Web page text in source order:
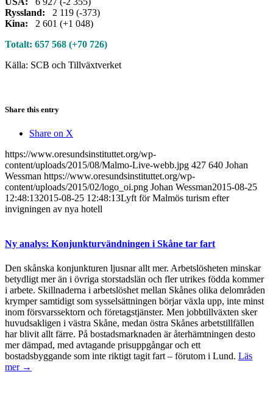
Ryssland: 2 119 (-373)
Kina: 2 601 (+1 048)
Totalt: 657 568 (+70 726)
Källa: SCB och Tillväxtverket
Share this entry
Share on X
https://www.oresundsinstituttet.org/wp-
content/uploads/2015/08/Malmo-Live-webb.jpg 427 640 Johan
Wessman https://www.oresundsinstituttet.org/wp-
content/uploads/2015/02/logo_oi.png Johan Wessman2015-08-25
12:48:132015-08-25 12:48:13Lyft för Malmös turism efter
invigningen av nya hotell
Ny analys: Konjunkturvändningen i Skåne tar fart
Den skånska konjunkturen ljusnar allt mer. Arbetslösheten minskar
betydligt mer än i övriga storstadslän och fler utrikes födda kommer
i arbete. Skillnaderna i arbetslöshet mellan Skånes olika delområden
krymper samtidigt som sysselsättningen börjar växla upp, inte minst
inom försvarssektorn och företagstjänster. Men jobbtillväxten sker
huvudsakligen i västra Skåne, medan östra Skånes arbetstillfällen
har blivit allt färre. På bostadsmarknaden är återhämtningen desto
mer dämpad, med avtagande prisuppgångar och ett
bostadsbyggande som inte riktigt tagit fart – förutom i Lund. Läs
mer →